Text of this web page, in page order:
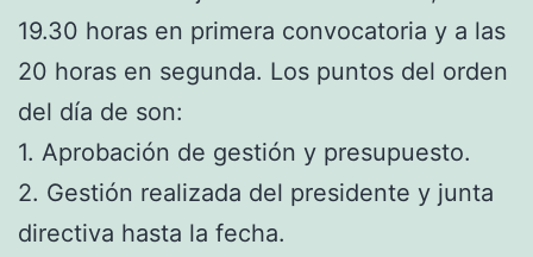
19.30 horas en primera convocatoria y a las
20 horas en segunda. Los puntos del orden
del día de son:
1. Aprobación de gestión y presupuesto.
2. Gestión realizada del presidente y junta
directiva hasta la fecha.